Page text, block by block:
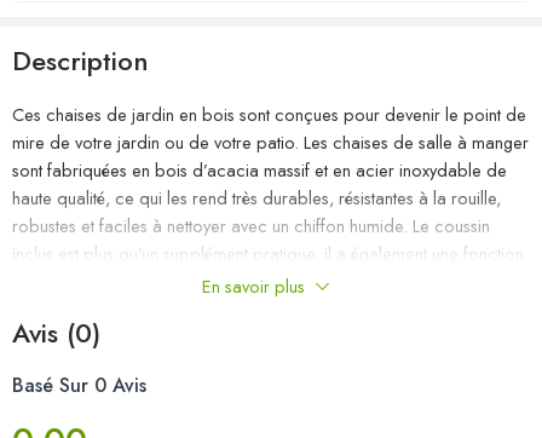
Description
Ces chaises de jardin en bois sont conçues pour devenir le point de
mire de votre jardin ou de votre patio. Les chaises de salle à manger
sont fabriquées en bois d’acacia massif et en acier inoxydable de
haute qualité, ce qui les rend très durables, résistantes à la rouille,
robustes et faciles à nettoyer avec un chiffon humide. Le coussin
inclus est plus qu’un supplément pratique, il a également une fonction
décorative. Asseyez-vous pour un délicieux dîner en plein air ou
classique de chaises de jardin. Remarque : afin de prolonger la
de les nettoyer régulièrement et de ne pas les laisser à l’extérieur sans
En savoir plus
Avis (0)
Basé Sur 0 Avis